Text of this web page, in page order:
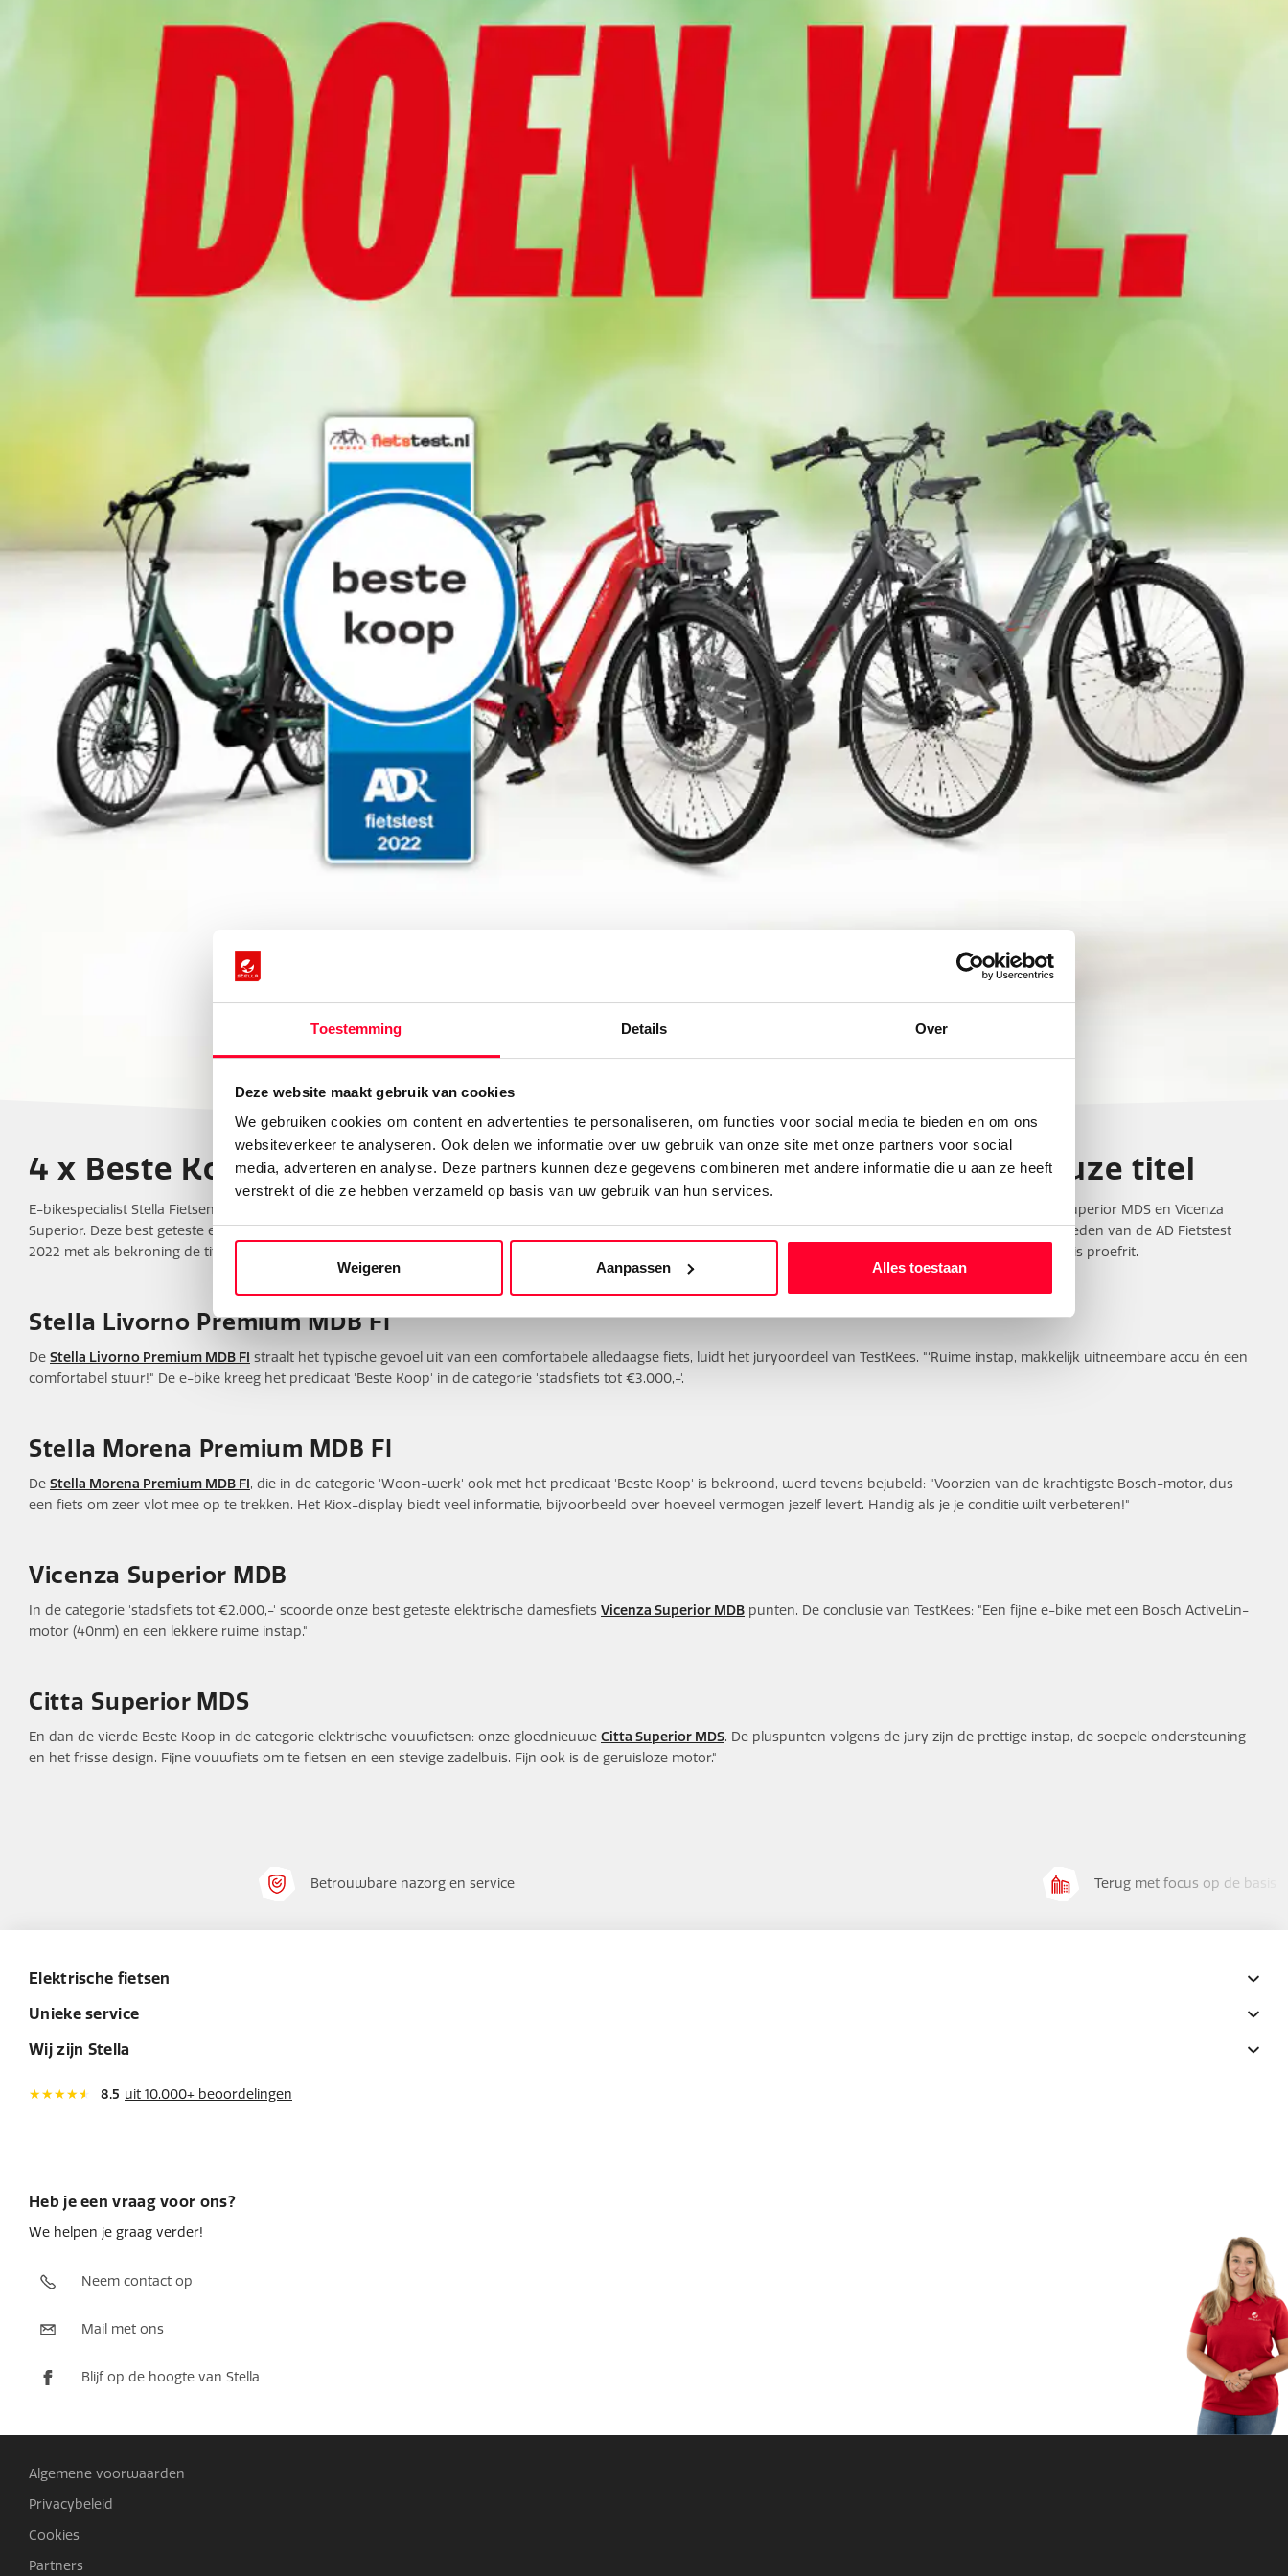
Toestemming Details Over
Deze website maakt gebruik van cookies
We gebruiken cookies om content en advertenties te personaliseren, om functies voor social media te bieden en om ons
websiteverkeer te analyseren. Ook delen we informatie over uw gebruik van onze site met onze partners voor social
media, adverteren en analyse. Deze partners kunnen deze gegevens combineren met andere informatie die u aan ze heeft
verstrekt of die ze hebben verzameld op basis van uw gebruik van hun services.
Weigeren Aanpassen Alles toestaan
4 x Beste Koop: AD Fietstest bekroont Stella-e-bikes met prestigieuze titel
E-bikespecialist Stella Fietsen behaalt in 2022 wederom zeer goede resultaten in de prestigieuze AD Fietstest met onze Morena Premium, Livorno Premium, Citta Superior MDS en Vicenza
Superior. Deze best geteste elektrische damesfietsen zijn mede tot stand gekomen dankzij waardevolle klantenfeedback en nu óók nog 's omarmd door de panelleden van de AD Fietstest
2022 met als bekroning de titel Beste Koop. Deze ultieme prijswinnaars ervaren? Geen probleem! Kom naar jouw dichtstbijzijnde Stella fietsenwinkel voor een gratis proefrit.
Stella Livorno Premium MDB FI
De Stella Livorno Premium MDB FI straalt het typische gevoel uit van een comfortabele alledaagse fiets, luidt het juryoordeel van TestKees. "‘Ruime instap, makkelijk uitneembare accu én een
comfortabel stuur!" De e-bike kreeg het predicaat 'Beste Koop' in de categorie 'stadsfiets tot €3.000,-'.
Stella Morena Premium MDB FI
De Stella Morena Premium MDB FI, die in de categorie 'Woon-werk' ook met het predicaat 'Beste Koop' is bekroond, werd tevens bejubeld: "Voorzien van de krachtigste Bosch-motor, dus
een fiets om zeer vlot mee op te trekken. Het Kiox-display biedt veel informatie, bijvoorbeeld over hoeveel vermogen jezelf levert. Handig als je je conditie wilt verbeteren!"
Vicenza Superior MDB
In de categorie 'stadsfiets tot €2.000,-' scoorde onze best geteste elektrische damesfiets Vicenza Superior MDB punten. De conclusie van TestKees: "Een fijne e-bike met een Bosch ActiveLin-
motor (40nm) en een lekkere ruime instap."
Citta Superior MDS
En dan de vierde Beste Koop in de categorie elektrische vouwfietsen: onze gloednieuwe Citta Superior MDS. De pluspunten volgens de jury zijn de prettige instap, de soepele ondersteuning
en het frisse design. Fijne vouwfiets om te fietsen en een stevige zadelbuis. Fijn ook is de geruisloze motor."
Betrouwbare nazorg en service Terug met focus op de basis
Elektrische fietsen
Unieke service
Wij zijn Stella
Heb je een vraag voor ons?
We helpen je graag verder!
Neem contact op
Mail met ons
Blijf op de hoogte van Stella
8.5 uit 10.000+ beoordelingen
Algemene voorwaarden
Privacybeleid
Cookies
Partners